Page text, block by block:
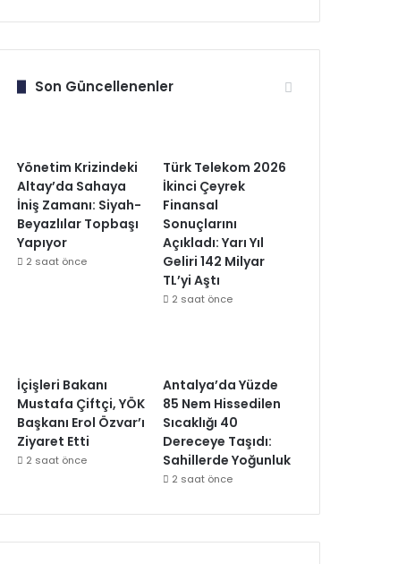
Son Güncellenenler
Yönetim Krizindeki
Altay’da Sahaya
İniş Zamanı: Siyah-
Beyazlılar Topbaşı
Yapıyor
2 saat önce
Türk Telekom 2026
İkinci Çeyrek
Finansal
Sonuçlarını
Açıkladı: Yarı Yıl
Geliri 142 Milyar
TL’yi Aştı
2 saat önce
İçişleri Bakanı
Mustafa Çiftçi, YÖK
Başkanı Erol Özvar’ı
Ziyaret Etti
2 saat önce
Antalya’da Yüzde
85 Nem Hissedilen
Sıcaklığı 40
Dereceye Taşıdı:
Sahillerde Yoğunluk
2 saat önce